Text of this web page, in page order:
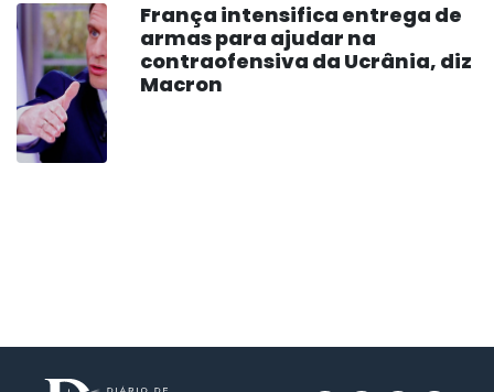
França intensifica entrega de
armas para ajudar na
contraofensiva da Ucrânia, diz
Macron